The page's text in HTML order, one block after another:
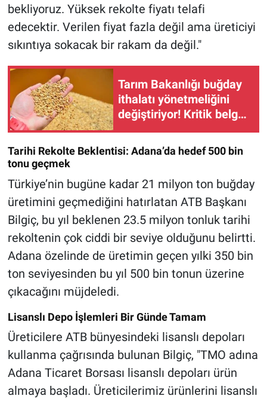
bekliyoruz. Yüksek rekolte fiyatı telafi
edecektir. Verilen fiyat fazla değil ama üreticiyi
sıkıntıya sokacak bir rakam da değil."
Tarım Bakanlığı buğday
ithalatı yönetmeliğini
değiştiriyor! Kritik belge
ortaya çıktı
Tarihi Rekolte Beklentisi: Adana’da hedef 500 bin
tonu geçmek
Türkiye’nin bugüne kadar 21 milyon ton buğday
üretimini geçmediğini hatırlatan ATB Başkanı
Bilgiç, bu yıl beklenen 23.5 milyon tonluk tarihi
rekoltenin çok ciddi bir seviye olduğunu belirtti.
Adana özelinde de üretimin geçen yılki 350 bin
ton seviyesinden bu yıl 500 bin tonun üzerine
çıkacağını müjdeledi.
Lisanslı Depo İşlemleri Bir Günde Tamam
Üreticilere ATB bünyesindeki lisanslı depoları
kullanma çağrısında bulunan Bilgiç, "TMO adına
Adana Ticaret Borsası lisanslı depoları ürün
almaya başladı. Üreticilerimiz ürünlerini lisanslı